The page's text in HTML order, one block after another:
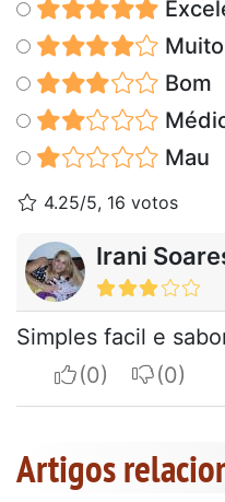
Bom
Mau
4.25/5, 16 votos
Irani
Simples facil e
I apreciate
I do
Artigos